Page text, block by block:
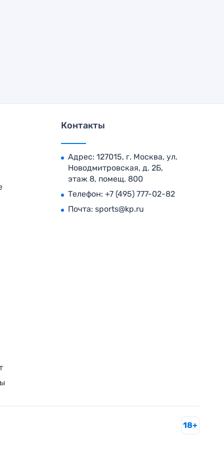
Контакты
Адрес: 127015, г. Москва, ул.
Новодмитровская, д. 2Б,
этаж 8, помещ. 800
Телефон: +7 (495) 777-02-82
Почта: sports@kp.ru
18+